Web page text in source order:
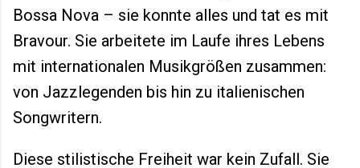
Bossa Nova – sie konnte alles und tat es mit
Bravour. Sie arbeitete im Laufe ihres Lebens
mit internationalen Musikgrößen zusammen:
von Jazzlegenden bis hin zu italienischen
Songwritern.
Diese stilistische Freiheit war kein Zufall. Sie